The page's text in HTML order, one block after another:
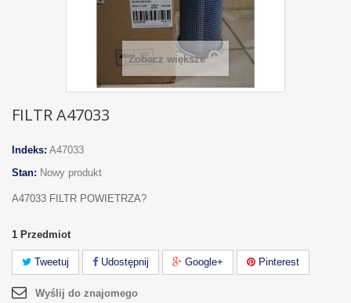
Zobacz większe
FILTR A47033
Indeks: A47033
Stan: Nowy produkt
A47033 FILTR POWIETRZA?
1 Przedmiot
Tweetuj Udostępnij Google+ Pinterest
Wyślij do znajomego